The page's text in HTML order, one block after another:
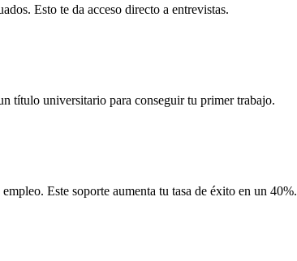
Esto te da acceso directo a entrevistas.
título universitario para conseguir tu primer trabajo.
Este soporte aumenta tu tasa de éxito en un 40%.